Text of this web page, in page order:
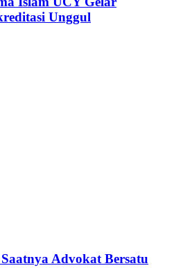
Unggul
Advokat Bersatu